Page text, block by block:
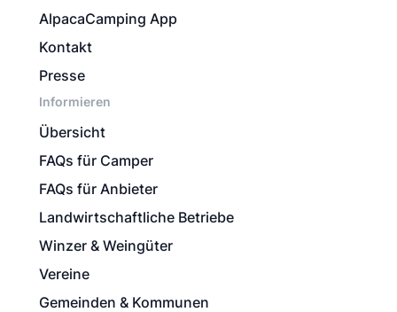
AlpacaCamping App
Kontakt
Presse
Informieren
Übersicht
FAQs für Camper
FAQs für Anbieter
Landwirtschaftliche Betriebe
Winzer & Weingüter
Vereine
Gemeinden & Kommunen